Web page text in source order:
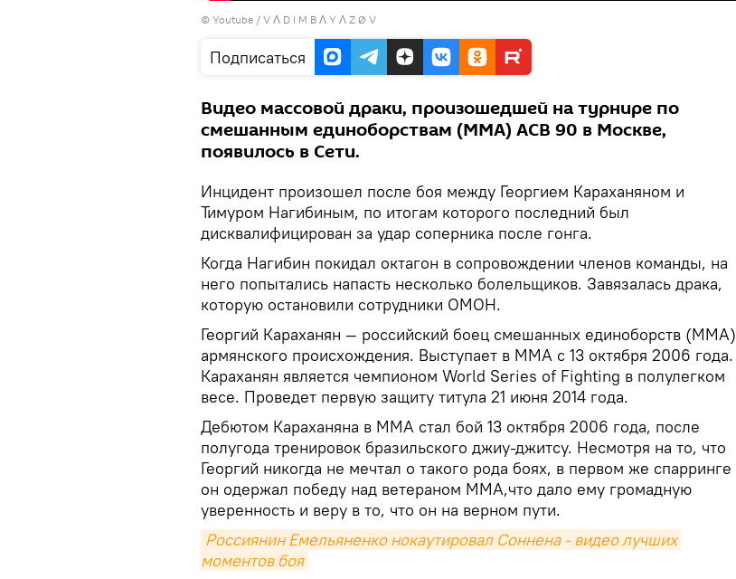
© Youtube / V Λ D I M B Λ Y Λ Z Ø V
Подписаться
Видео массовой драки, произошедшей на турнире по
смешанным единоборствам (ММА) ACB 90 в Москве,
появилось в Сети.
Инцидент произошел после боя между Георгием Караханяном и
Тимуром Нагибиным, по итогам которого последний был
дисквалифицирован за удар соперника после гонга.
Когда Нагибин покидал октагон в сопровождении членов команды, на
него попытались напасть несколько болельщиков. Завязалась драка,
которую остановили сотрудники ОМОН.
Георгий Караханян — российский боец смешанных единоборств (MMA)
армянского происхождения. Выступает в MMA с 13 октября 2006 года.
Караханян является чемпионом World Series of Fighting в полулегком
весе. Проведет первую защиту титула 21 июня 2014 года.
Дебютом Караханяна в MMA стал бой 13 октября 2006 года, после
полугода тренировок бразильского джиу-джитсу. Несмотря на то, что
Георгий никогда не мечтал о такого рода боях, в первом же спарринге
он одержал победу над ветераном MMA,что дало ему громадную
уверенность и веру в то, что он на верном пути.
Россиянин Емельяненко нокаутировал Соннена - видео лучших
моментов боя